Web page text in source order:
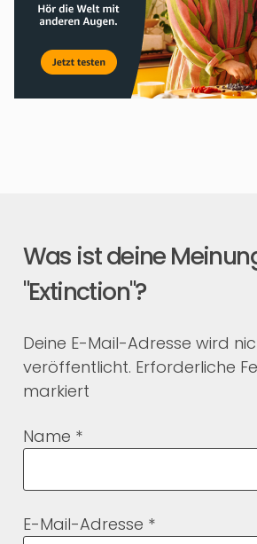
Was ist deine
"Extinction"?
Deine E-Mail-Adresse wird
veröffentlicht. Erforderliche
markiert
Name *
E-Mail-Adresse *